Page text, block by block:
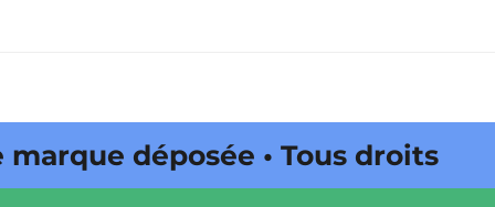
déposée • Tous droits